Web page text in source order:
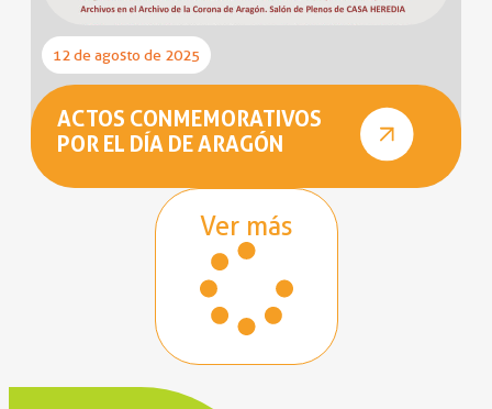
12 de agosto de 2025
ACTOS CONMEMORATIVOS
POR EL DÍA DE ARAGÓN
Ver más